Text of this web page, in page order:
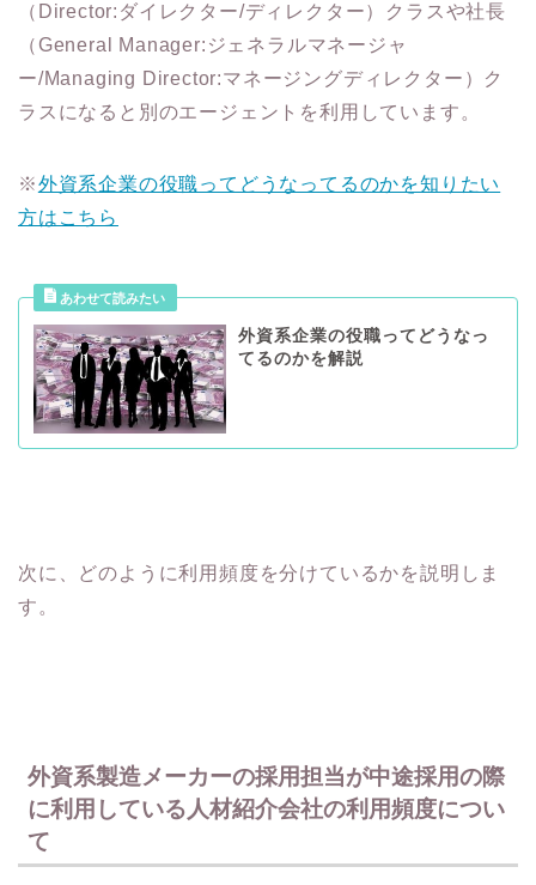
（Director:ダイレクター/ディレクター）クラスや社長
（General Manager:ジェネラルマネージャ
ー/Managing Director:マネージングディレクター）ク
ラスになると別のエージェントを利用しています。
※外資系企業の役職ってどうなってるのかを知りたい
方はこちら
外資系企業の役職ってどうなっ
てるのかを解説
次に、どのように利用頻度を分けているかを説明しま
す。
外資系製造メーカーの採用担当が中途採用の際
に利用している人材紹介会社の利用頻度につい
て